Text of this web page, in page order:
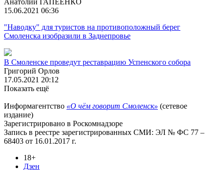
15.06.2021 06:36
"Наводку" для туристов на противоположный берег
Смоленска изобразили в Заднепровье
В Смоленске проведут реставрацию Успенского собора
Григорий Орлов
17.05.2021 20:12
Показать ещё
Информагентство «О чём говорит Смоленск» (сетевое
издание)
Зарегистрировано в Роскомнадзоре
Запись в реестре зарегистрированных СМИ: ЭЛ № ФС 77 –
68403 от 16.01.2017 г.
18+
Дзен